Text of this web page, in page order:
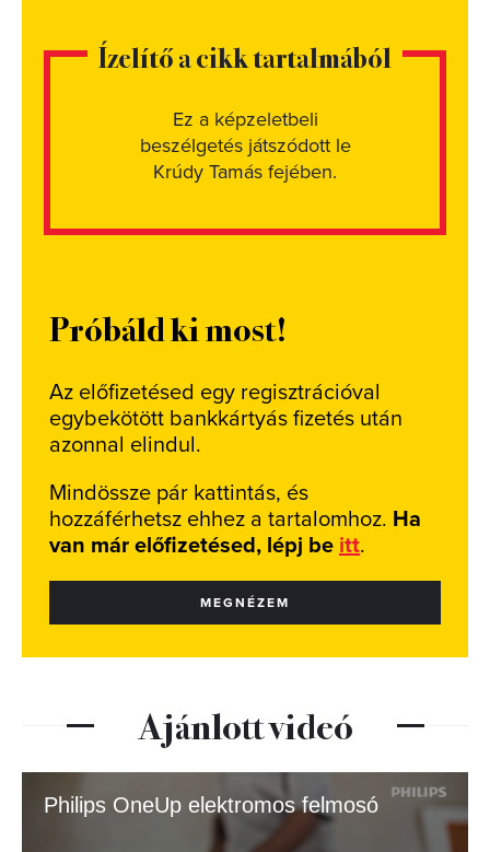
Ízelítő a cikk tartalmából
Ez a képzeletbeli
beszélgetés játszódott le
Krúdy Tamás fejében.
Próbáld ki most!
Az előfizetésed egy regisztrációval
egybekötött bankkártyás fizetés után
azonnal elindul.
Mindössze pár kattintás, és
hozzáférhetsz ehhez a tartalomhoz. Ha
van már előfizetésed, lépj be itt.
MEGNÉZEM
Ajánlott videó
Philips OneUp elektromos felmosó